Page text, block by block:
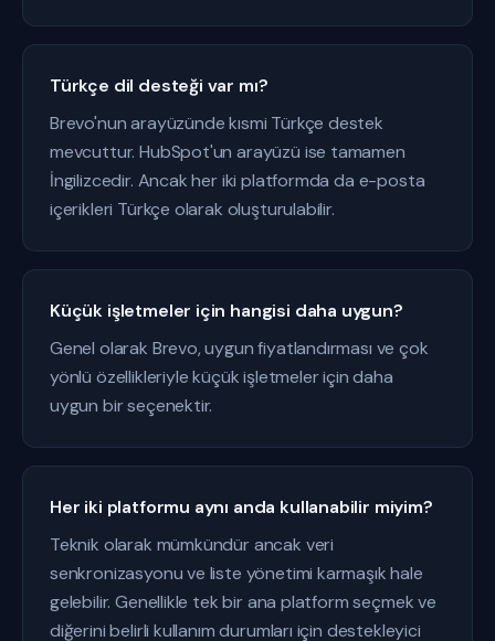
Türkçe dil desteği var mı?
Brevo'nun arayüzünde kısmi Türkçe destek
mevcuttur. HubSpot'un arayüzü ise tamamen
İngilizcedir. Ancak her iki platformda da e-posta
içerikleri Türkçe olarak oluşturulabilir.
Küçük işletmeler için hangisi daha uygun?
Genel olarak Brevo, uygun fiyatlandırması ve çok
yönlü özellikleriyle küçük işletmeler için daha
uygun bir seçenektir.
Her iki platformu aynı anda kullanabilir miyim?
Teknik olarak mümkündür ancak veri
senkronizasyonu ve liste yönetimi karmaşık hale
gelebilir. Genellikle tek bir ana platform seçmek ve
diğerini belirli kullanım durumları için destekleyici